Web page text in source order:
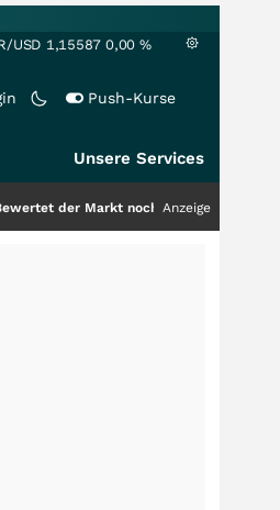
USD 1,15587 0,00 %
Push-Kurse
Unsere Services
noch immer nur die Hälfte der
Anzeige